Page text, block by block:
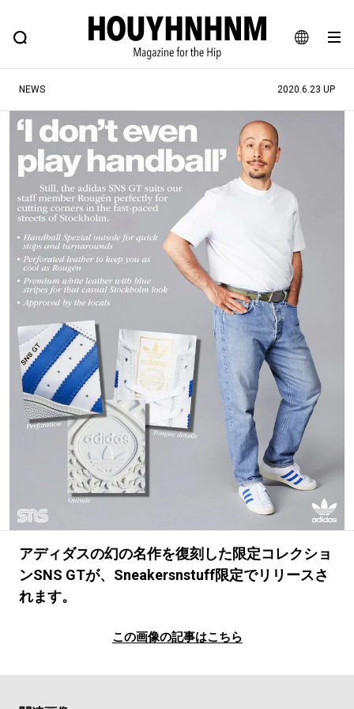
JA
EN
FEATURE BLOG SNAP
ヒップなファッション、カルチャー、ライフスタイルWEBマガジン
#注目のタグ
#SHOPPING ADDICT #憧れの逸品
#ESSENTIAL DESIGNS #古着サミット
#NEW VINTAGE #マイナーグッド図鑑
#路地裏てぃーん。 #MONTHLY JOURNAL
#GH 銘品の所以 #フイナムのYouTube
#Commune H #AH.H
#ととけん #FASHION #MUSIC #MOVIE
#LIFESTYLE #SNEAKER #OUTDOOR
#SPORTS #HANDSOME HANDBOOK
NEWS 2020.6.23 UP
アディダスの幻の名作を復刻した限定コレクショ
ンSNS GTが、Sneakersnstuff限定でリリースさ
れます。
この画像の記事はこちら